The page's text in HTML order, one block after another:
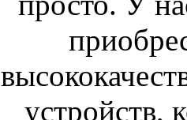
устройств,